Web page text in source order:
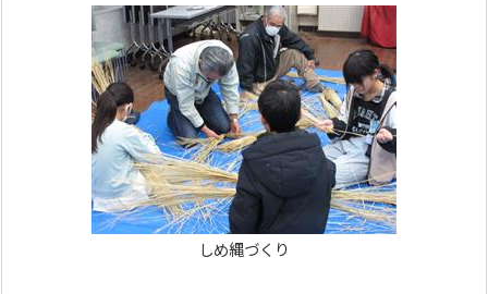
しめ縄づくり